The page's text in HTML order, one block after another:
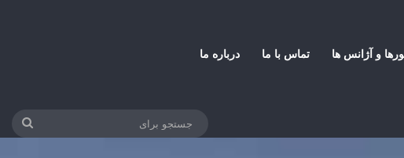
و آژانس ها تماس با ما درباره ما